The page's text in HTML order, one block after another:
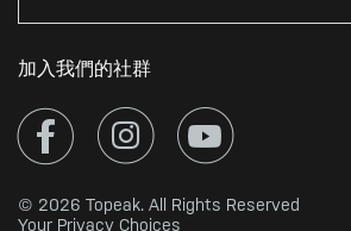
加入我們的社群
© 2026 Topeak. All Rights Reserved
Your Privacy Choices